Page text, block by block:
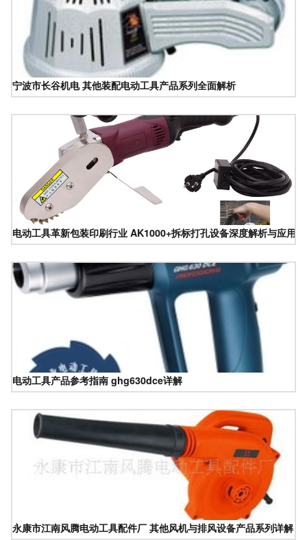
宁波市长谷机电 其他装配电动工具产品系列全面解析
电动工具革新包装印刷行业 AK1000+拆标打孔设备深度解析与应用
电动工具产品参考指南 ghg630dce详解
永康市江南风腾电动工具配件厂 其他风机与排风设备产品系列详解